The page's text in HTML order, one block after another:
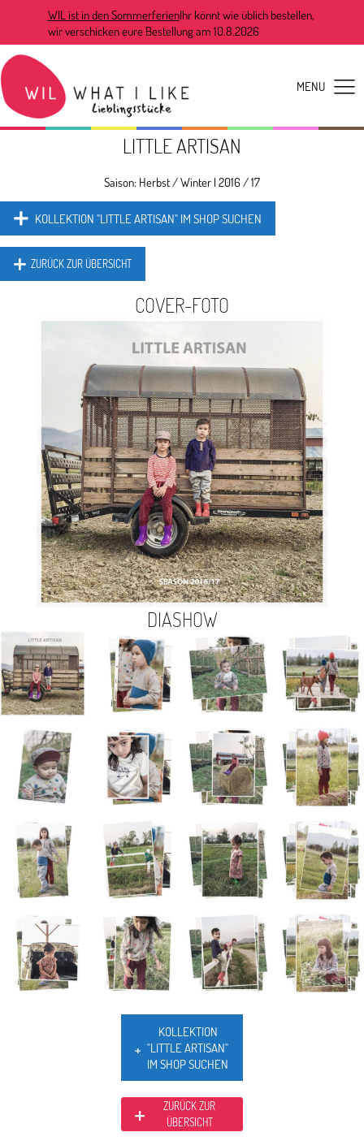
WIL ist in den SommerferienIhr könnt wie üblich bestellen,
wir verschicken eure Bestellung am 10.8.2026
LITTLE ARTISAN
Saison: Herbst / Winter | 2016 / 17
KOLLEKTION "LITTLE ARTISAN" IM SHOP SUCHEN
ZURÜCK ZUR ÜBERSICHT
COVER-FOTO
DIASHOW
KOLLEKTION
"LITTLE ARTISAN"
IM SHOP SUCHEN
ZURÜCK ZUR
ÜBERSICHT